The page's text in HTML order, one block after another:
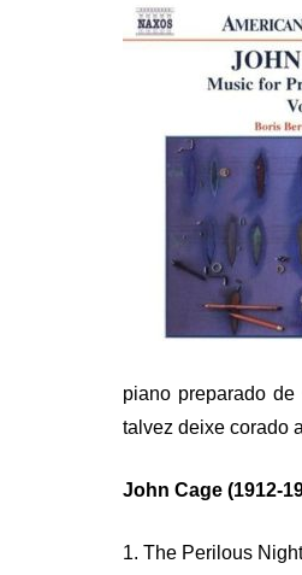
piano preparado
talvez deixe corado
John Cage (1912-
1. The Perilous